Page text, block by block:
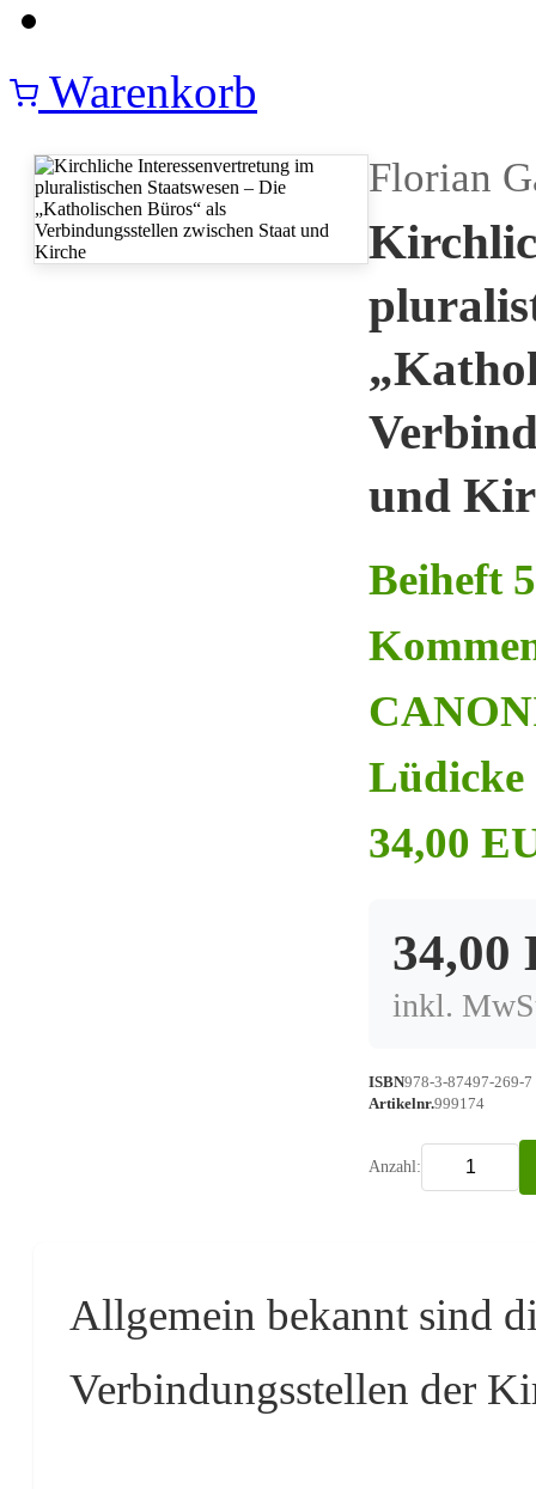
Warenkorb
Florian
und
Beiheft
Lüdicke
34,00
34,00
inkl.
ISBN978-3-87497-269-7
Artikelnr.999174
Anzahl:
Allgemein bekannt sind
Verbindungsstellen der